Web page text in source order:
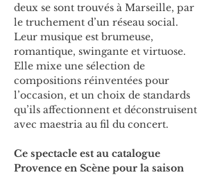
deux se sont trouvés à Marseille, par
le truchement d’un réseau social.
Leur musique est brumeuse,
romantique, swingante et virtuose.
Elle mixe une sélection de
compositions réinventées pour
l’occasion, et un choix de standards
qu’ils affectionnent et déconstruisent
avec maestria au fil du concert.
Ce spectacle est au catalogue
Provence en Scène pour la saison